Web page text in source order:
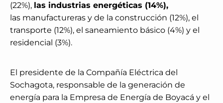
(22%), las industrias energéticas (14%),
las manufactureras y de la construcción (12%), el
transporte (12%), el saneamiento básico (4%) y el
residencial (3%).
El presidente de la Compañía Eléctrica del
Sochagota, responsable de la generación de
energía para la Empresa de Energía de Boyacá y el